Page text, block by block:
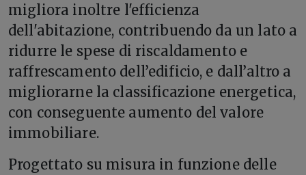
migliora inoltre l'efficienza
dell'abitazione, contribuendo da un lato a
ridurre le spese di riscaldamento e
raffrescamento dell’edificio, e dall’altro a
migliorarne la classificazione energetica,
con conseguente aumento del valore
immobiliare.
Progettato su misura in funzione delle